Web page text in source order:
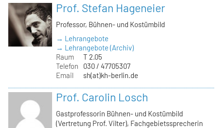
Prof. Stefan Hageneier
Professor, Bühnen- und Kostümbild
→ Lehrangebote
→ Lehrangebote (Archiv)
Raum
T 2.05
Telefon
030 / 47705307
Email
sh(at)kh-berlin.de
Prof. Carolin Losch
Gastprofessorin Bühnen- und Kostümbild
(Vertretung Prof. Vilter), Fachgebietssprecherin